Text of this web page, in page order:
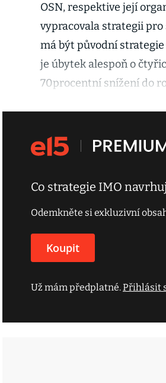
OSN, respektive její
vypracovala strategii pro
má být původní
je úbytek alespoň o
70procentní snížení do
Co strategie IMO
Odemkněte si exkluzivní
Koupit
Už mám předplatné.Přihlásit